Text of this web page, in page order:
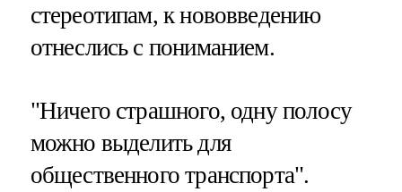
стереотипам, к нововведению
отнеслись с пониманием.
"Ничего страшного, одну полосу
можно выделить для
общественного транспорта".